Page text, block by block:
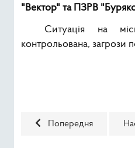
"Вектор" та ПЗРВ
Ситуація на
контрольована, загрози
Попередня стаття: У
Попередня